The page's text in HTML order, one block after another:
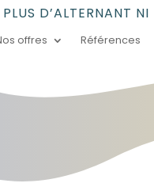
D’ALTERNANT
offres Références